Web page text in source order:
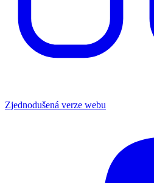
Zjednodušená verze webu